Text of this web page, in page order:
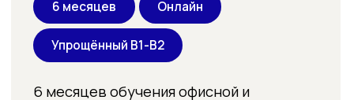
вакансиипо локации,